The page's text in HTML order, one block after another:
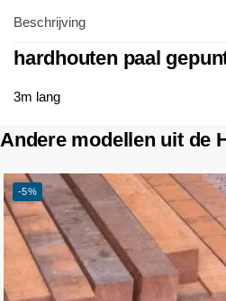
Beschrijving
hardhouten paal
3m lang
Andere modellen uit de
-5%